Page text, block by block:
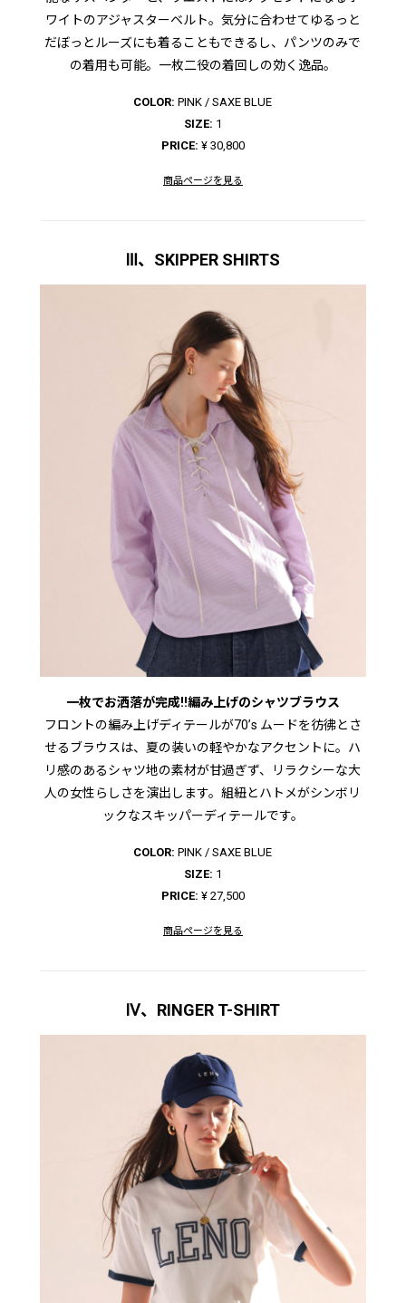
ワイトのアジャスターベルト。気分に合わせてゆるっと
だぼっとルーズにも着ることもできるし、パンツのみで
の着用も可能。一枚二役の着回しの効く逸品。
COLOR: PINK / SAXE BLUE
SIZE: 1
PRICE: ¥ 30,800
商品ページを見る
Ⅲ、SKIPPER SHIRTS
一枚でお洒落が完成!!編み上げのシャツブラウス
フロントの編み上げディテールが70’s ムードを彷彿とさ
せるブラウスは、夏の装いの軽やかなアクセントに。ハ
リ感のあるシャツ地の素材が甘過ぎず、リラクシーな大
人の女性らしさを演出します。組紐とハトメがシンボリ
ックなスキッパーディテールです。
COLOR: PINK / SAXE BLUE
SIZE: 1
PRICE: ¥ 27,500
商品ページを見る
Ⅳ、RINGER T-SHIRT